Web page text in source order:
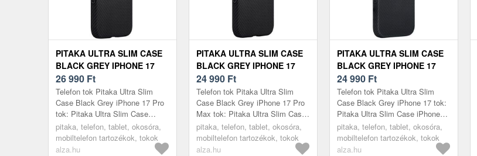
PITAKA ULTRA SLIM CASE
BLACK GREY IPHONE 17
PRO TOK
26 990 Ft
Telefon tok Pitaka Ultra Slim
Case Black Grey iPhone 17 Pro
tok: Pitaka Ultra Slim Case
iPhone 17 ProUltravékony és
könnyű tok minimalista és
minde...
pitaka, telefon, tablet, okosóra,
mobiltelefon tartozékok, tokok
alza.hu
PITAKA ULTRA SLIM CASE
BLACK GREY IPHONE 17
PRO MAX TOK
24 990 Ft
Telefon tok Pitaka Ultra Slim
Case Black Grey iPhone 17 Pro
Max tok: Pitaka Ultra Slim Case
iPhone 17 Pro MaxUltravékony
és könnyű tok minimalista ...
pitaka, telefon, tablet, okosóra,
mobiltelefon tartozékok, tokok
alza.hu
PITAKA ULTRA SLIM CASE
BLACK GREY IPHONE 17
TOK
24 990 Ft
Telefon tok Pitaka Ultra Slim
Case Black Grey iPhone 17 tok:
Pitaka Ultra Slim Case iPhone
17Ultravékony és könnyű tok a
minimalista és mindennapi ...
pitaka, telefon, tablet, okosóra,
mobiltelefon tartozékok, tokok
alza.hu